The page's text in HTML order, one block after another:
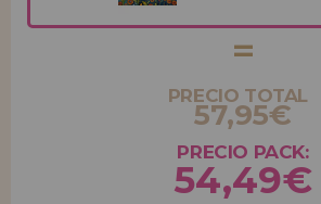
PRECIO TOTAL
57,95€
PRECIO PACK:
54,49€